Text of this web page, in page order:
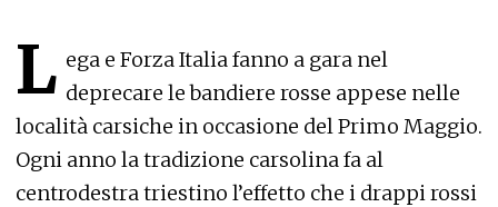
L ega e Forza Italia fanno a gara nel
deprecare le bandiere rosse appese nelle
località carsiche in occasione del Primo Maggio.
Ogni anno la tradizione carsolina fa al
centrodestra triestino l’effetto che i drappi rossi